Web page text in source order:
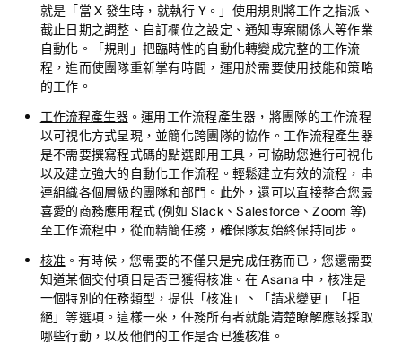
就是「當 X 發生時，就執行 Y。」使用規則將工作之指派、
截止日期之調整、自訂欄位之設定、通知專案關係人等作業
自動化。「規則」把臨時性的自動化轉變成完整的工作流
程，進而使團隊重新掌有時間，運用於需要使用技能和策略
的工作。
工作流程產生器。運用工作流程產生器，將團隊的工作流程
以可視化方式呈現，並簡化跨團隊的協作。工作流程產生器
是不需要撰寫程式碼的點選即用工具，可協助您進行可視化
以及建立強大的自動化工作流程。輕鬆建立有效的流程，串
連組織各個層級的團隊和部門。此外，還可以直接整合您最
喜愛的商務應用程式 (例如 Slack、Salesforce、Zoom 等)
至工作流程中，從而精簡任務，確保隊友始終保持同步。
核准 。有時候，您需要的不僅只是完成任務而已，您還需要
知道某個交付項目是否已獲得核准。在 Asana 中，核准是
一個特別的任務類型，提供「核准」、「請求變更」「拒
絕」等選項。這樣一來，任務所有者就能清楚瞭解應該採取
哪些行動，以及他們的工作是否已獲核准。